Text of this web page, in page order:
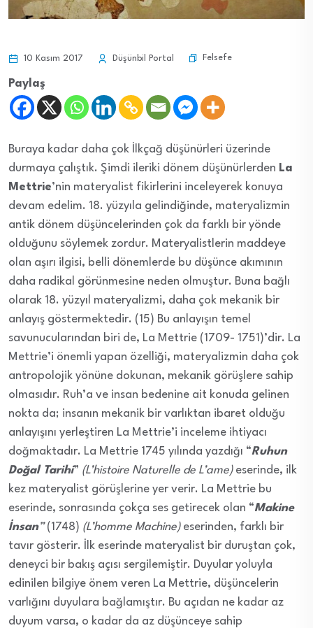
10 Kasım 2017 Düşünbil Portal Felsefe
Paylaş
Buraya kadar daha çok İlkçağ düşünürleri üzerinde
durmaya çalıştık. Şimdi ileriki dönem düşünürlerden La
Mettrie’nin materyalist fikirlerini inceleyerek konuya
devam edelim. 18. yüzyıla gelindiğinde, materyalizmin
antik dönem düşüncelerinden çok da farklı bir yönde
olduğunu söylemek zordur. Materyalistlerin maddeye
olan aşırı ilgisi, belli dönemlerde bu düşünce akımının
daha radikal görünmesine neden olmuştur. Buna bağlı
olarak 18. yüzyıl materyalizmi, daha çok mekanik bir
anlayış göstermektedir. (15) Bu anlayışın temel
savunucularından biri de, La Mettrie (1709- 1751)’dir. La
Mettrie’i önemli yapan özelliği, materyalizmin daha çok
antropolojik yönüne dokunan, mekanik görüşlere sahip
olmasıdır. Ruh’a ve insan bedenine ait konuda gelinen
nokta da; insanın mekanik bir varlıktan ibaret olduğu
anlayışını yerleştiren La Mettrie’i inceleme ihtiyacı
doğmaktadır. La Mettrie 1745 yılında yazdığı “Ruhun
Doğal Tarihi” (L’histoire Naturelle de L’ame) eserinde, ilk
kez materyalist görüşlerine yer verir. La Mettrie bu
eserinde, sonrasında çokça ses getirecek olan “Makine
İnsan”(1748) (L’homme Machine)eserinden, farklı bir
tavır gösterir. İlk eserinde materyalist bir duruştan çok,
deneyci bir bakış açısı sergilemiştir. Duyular yoluyla
edinilen bilgiye önem veren La Mettrie, düşüncelerin
varlığını duyulara bağlamıştır. Bu açıdan ne kadar az
duyum varsa, o kadar da az düşünceye sahip